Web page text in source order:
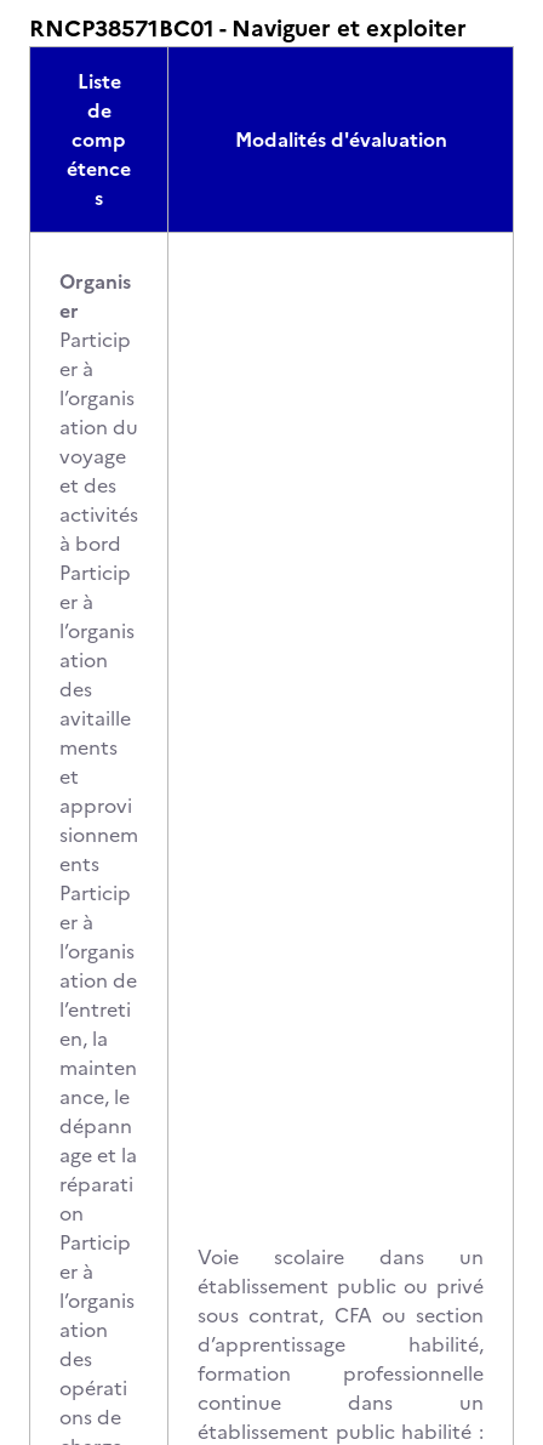
RNCP38571BC01 - Naviguer et exploiter
Liste
de
comp
étence
s
Modalités d'évaluation
Organis
er
Particip
er à
l’organis
ation du
voyage
et des
activités
à bord
Particip
er à
l’organis
ation
des
avitaille
ments
et
approvi
sionnem
ents
Particip
er à
l’organis
ation de
l’entreti
en, la
mainten
ance, le
dépann
age et la
réparati
on
Particip
er à
l’organis
ation
des
opérati
ons de
Voie scolaire dans un
établissement public ou privé
sous contrat, CFA ou section
d’apprentissage habilité,
formation professionnelle
continue dans un
établissement public habilité :